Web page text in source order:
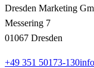
Dresden Marketing
Messering 7
01067 Dresden
+49 351 50173-130